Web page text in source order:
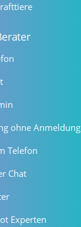
ohne Anmeldung
Telefon
Chat
Experten